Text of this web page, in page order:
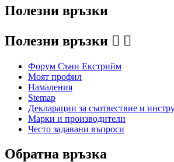
Полезни връзки
Полезни връзки  
Форум Съни Екстрийм
Моят профил
Намаления
Stemap
Декларации за съотвествие и
Марки и производители
Често задавани въпроси
Обратна връзка